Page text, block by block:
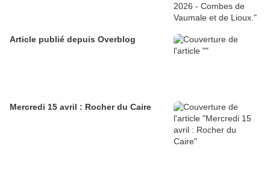
Article publié depuis Overblog
Mercredi 15 avril : Rocher du Caire